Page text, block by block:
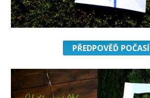
PŘEDPOVĚĎ POČASÍ